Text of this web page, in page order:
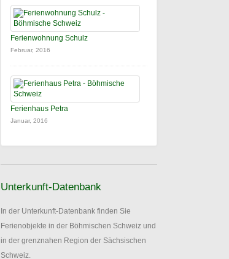
Ferienwohnung Schulz
Februar, 2016
Ferienhaus Petra
Januar, 2016
Unterkunft-Datenbank
In der Unterkunft-Datenbank finden Sie
Ferienobjekte in der Böhmischen Schweiz und
in der grenznahen Region der Sächsischen
Schweiz.